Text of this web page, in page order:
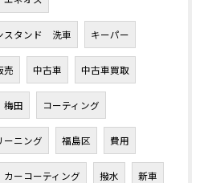
スタンド 洗車 キーパー
売 中古車 中古車買取
梅田 コーティング
ーニング 福島区 費用
カーコーティング 撥水 新車